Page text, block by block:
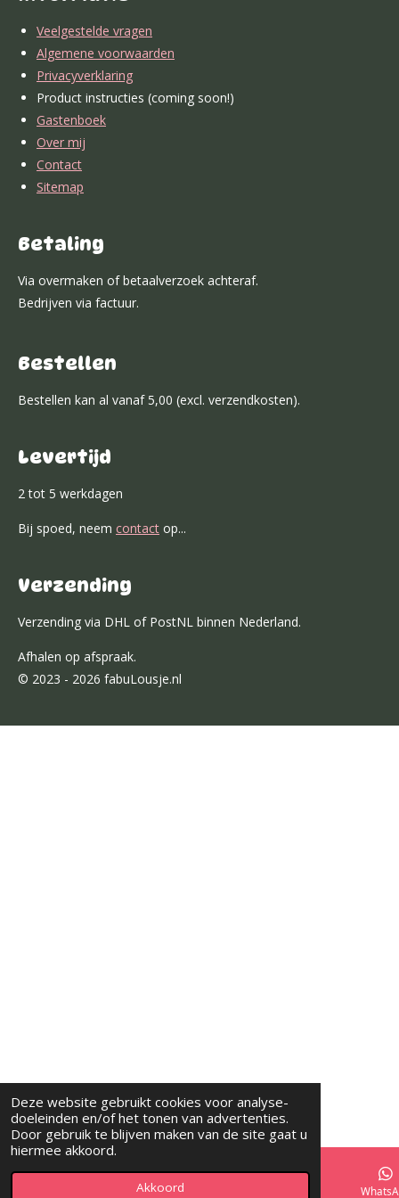
Deze website gebruikt cookies voor analyse-
doeleinden en/of het tonen van advertenties.
Door gebruik te blijven maken van de site gaat u
hiermee akkoord.
Akkoord
o
k
r
a
m
e
I
n
Veelgestelde vragen
Algemene voorwaarden
Privacyverklaring
Product instructies (coming soon!)
Gastenboek
Over mij
Contact
Sitemap
Betaling
Via overmaken of betaalverzoek achteraf.
Bedrijven via factuur.
Bestellen
Bestellen kan al vanaf 5,00 (excl. verzendkosten).
Levertijd
2 tot 5 werkdagen
Bij spoed, neem contact op...
Verzending
Verzending via DHL of PostNL binnen Nederland.
Afhalen op afspraak.
© 2023 - 2026 fabuLousje.nl